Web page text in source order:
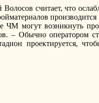
считает, что
ЧМ могут возникнуть
– Обычно оператором
проектируется,